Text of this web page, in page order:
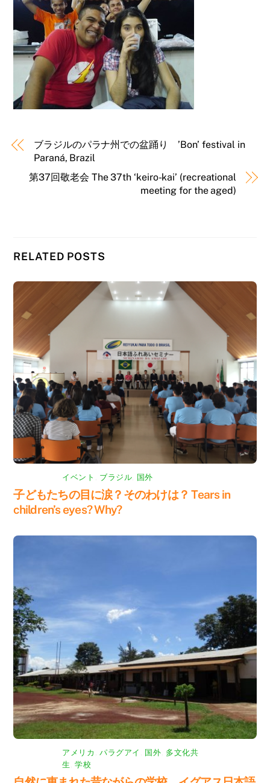
ブラジルのパラナ州での盆踊り ’Bon’ festival in
Paraná, Brazil
第37回敬老会 The 37th ‘keiro-kai’ (recreational
meeting for the aged)
RELATED POSTS
イベント ブラジル 国外
子どもたちの目に涙？そのわけは？ Tears in
children’s eyes? Why?
アメリカ パラグアイ 国外 多文化共
生 学校